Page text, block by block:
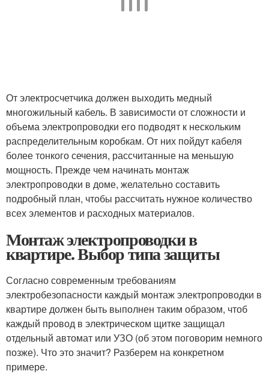
От электросчетчика должен выходить медный
многожильный кабель. В зависимости от сложности и
объема электропроводки его подводят к нескольким
распределительным коробкам. От них пойдут кабеля
более тонкого сечения, рассчитанные на меньшую
мощность. Прежде чем начинать монтаж
электропроводки в доме, желательно составить
подробный план, чтобы рассчитать нужное количество
всех элементов и расходных материалов.
Монтаж электропроводки в
квартире. Выбор типа защиты
Согласно современным требованиям
электробезопасности каждый монтаж электропроводки в
квартире должен быть выполнен таким образом, чтоб
каждый провод в электрическом щитке защищал
отдельный автомат или УЗО (об этом поговорим немного
позже). Что это значит? Разберем на конкретном
примере.